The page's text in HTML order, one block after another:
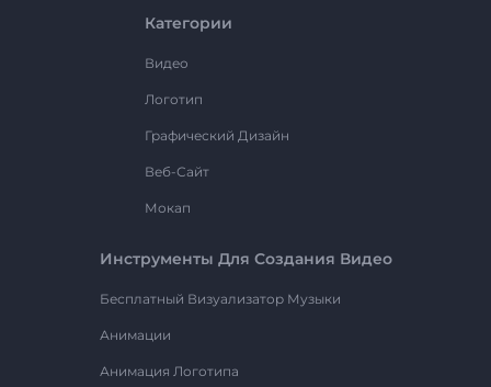
Категории
Видео
Логотип
Графический Дизайн
Веб-Сайт
Мокап
Инструменты Для Создания Видео
Бесплатный Визуализатор Музыки
Анимации
Анимация Логотипа